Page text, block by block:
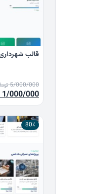
قالب شهرداری
5/000/000
قیمت
اصلی
بود.
1/000/000
80٪